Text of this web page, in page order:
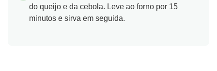
do queijo e da cebola. Leve ao forno por 15
minutos e sirva em seguida.